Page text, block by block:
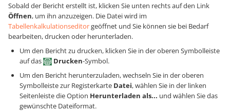
Sobald der Bericht erstellt ist, klicken Sie unten rechts auf den Link
Öffnen, um ihn anzuzeigen. Die Datei wird im
Tabellenkalkulationseditorgeöffnet und Sie können sie bei Bedarf
bearbeiten, drucken oder herunterladen.
Um den Bericht zu drucken, klicken Sie in der oberen Symbolleiste
auf das
Drucken-Symbol.
Um den Bericht herunterzuladen, wechseln Sie in der oberen
Symbolleiste zur Registerkarte Datei, wählen Sie in der linken
Seitenleiste die Option Herunterladen als... und wählen Sie das
gewünschte Dateiformat.